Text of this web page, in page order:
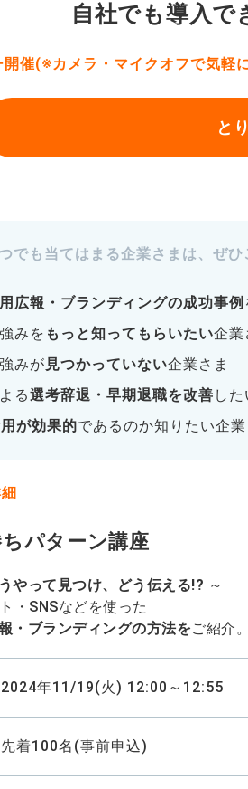
自社でも導入で
催(※カメラ・マイクオフで気軽
と
でも当てはまる企業さまは、ぜ
広報・ブランディングの成功事例
みを もっと知ってもらいたい企業
みが 見つかっていない企業さま
る選考辞退・早期退職を改善 し
が効果的であるのか知りたい企業
パターン講座
やって見つけ、どう伝える!? ～
・SNSなどを使った
・ブランディングの方法をご紹介。
2024年11/19(火) 12:00～12:55
先着100名(事前申込)